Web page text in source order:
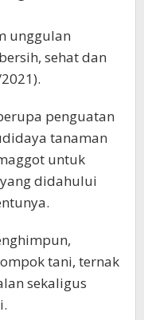
unggulan
sehat dan
penguatan
tanaman
untuk
didahului
tani, ternak
sekaligus